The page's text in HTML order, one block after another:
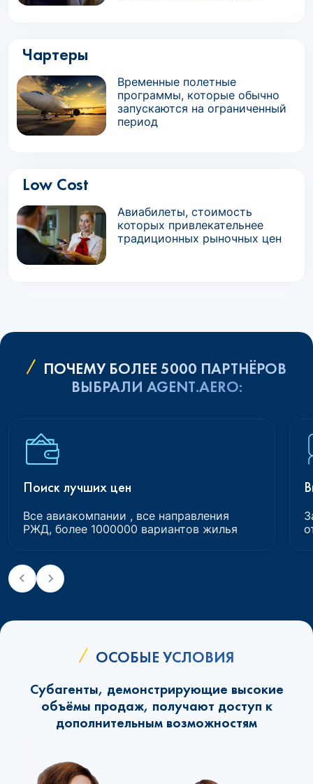
Чартеры
Временные полетные
программы, которые обычно
запускаются на ограниченный
период
Low Cost
Авиабилеты, стоимость
которых привлекательнее
традиционных рыночных цен
ПОЧЕМУ БОЛЕЕ 5000 ПАРТНЁРОВ
ВЫБРАЛИ AGENT.AERO:
Поиск лучших цен
Все авиакомпании , все направления
РЖД, более 1000000 вариантов жилья
ОСОБЫЕ УСЛОВИЯ
Субагенты, демонстрирующие высокие
объёмы продаж, получают доступ к
дополнительным возможностям